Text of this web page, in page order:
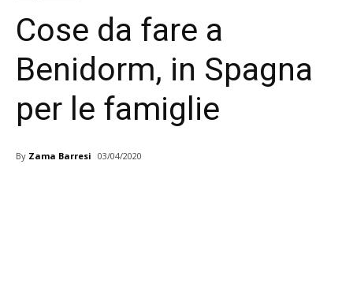
Cose da fare a
Benidorm, in Spagna
per le famiglie
By Zama Barresi 03/04/2020